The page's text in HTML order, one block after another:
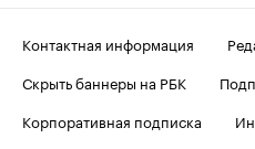
Контактная информация
Скрыть баннеры на РБК
Корпоративная подписка